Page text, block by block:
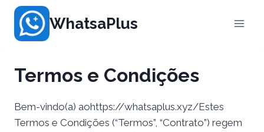
Pular
para
WhatsaPlus
Termos e Condições
Bem-vindo(a) aohttps://whatsaplus.xyz/Estes
Termos e Condições (“Termos”, “Contrato”) regem